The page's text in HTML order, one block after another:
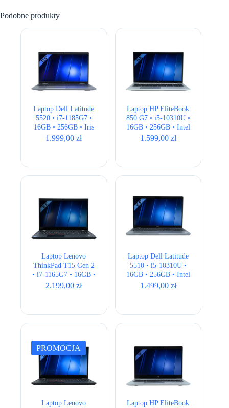
Podobne produkty
Laptop Dell Latitude
5520 • i7-1185G7 •
16GB • 256GB • Iris
Xe • 15,6″ Full HD
1.999,00zł
Laptop HP EliteBook
850 G7 • i5-10310U •
16GB • 256GB • Intel
UHD • 15.6″ Full HD
1.599,00 zł
Laptop Lenovo
ThinkPad T15 Gen 2
• i7-1165G7 • 16GB •
256GB • Intel Iris Xe
2.199,00zł
Laptop Dell Latitude
5510 • i5-10310U •
16GB • 256GB • Intel
UHD • 15.6″ Full HD
1.499,00 zł
PROMOCJA
Laptop Lenovo
Laptop HP EliteBook